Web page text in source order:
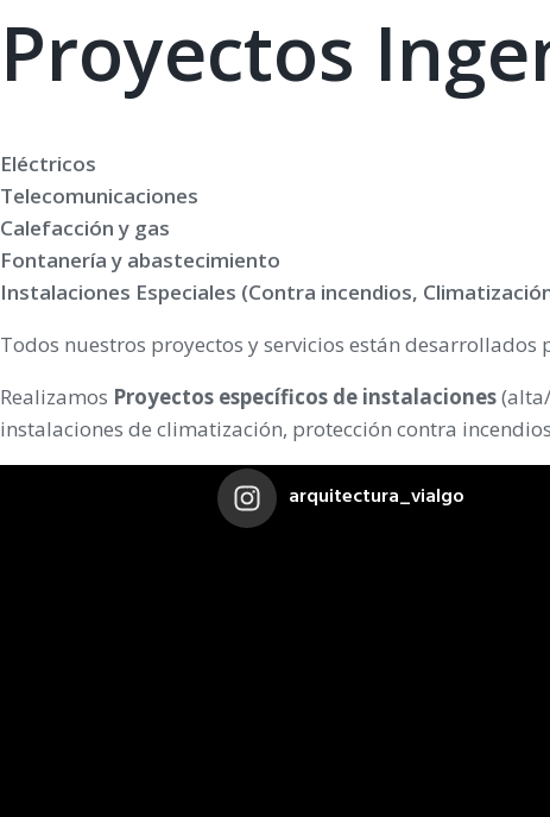
Proyectos
Eléctricos
Telecomunicaciones
Calefacción y gas
Fontanería y abastecimiento
Instalaciones Especiales (Contra incendios,
Todos nuestros proyectos y servicios están
Realizamos Proyectos específicos de instalaciones
instalaciones de climatización, protección contra
arquitectura_vialgo